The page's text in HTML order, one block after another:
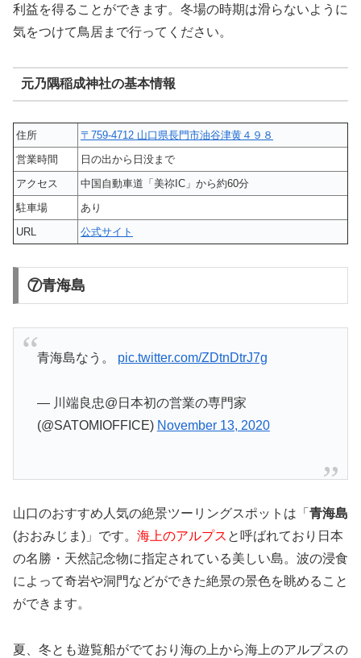
利益を得ることができます。冬場の時期は滑らないように
気をつけて鳥居まで行ってください。
元乃隅稲成神社の基本情報
住所
〒759-4712 山口県長門市油谷津黄４９８
営業時間
日の出から日没まで
アクセス
中国自動車道「美祢IC」から約60分
駐車場
あり
URL
公式サイト
⑦青海島
青海島なう。 pic.twitter.com/ZDtnDtrJ7g
— 川端良忠@日本初の営業の専門家
(@SATOMIOFFICE) November 13, 2020
山口のおすすめ人気の絶景ツーリングスポットは「 青海島
(おおみじま)」です。 海上のアルプス と呼ばれており日本
の名勝・天然記念物に指定されている美しい島。波の浸食
によって奇岩や洞門などができた絶景の景色を眺めること
ができます。
夏、冬とも遊覧船がでており海の上から海上のアルプスの